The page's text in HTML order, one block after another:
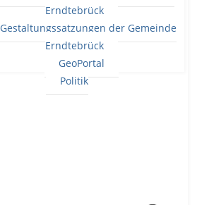
Erndtebrück
Gestaltungssatzungen der Gemeinde
Erndtebrück
GeoPortal
Politik